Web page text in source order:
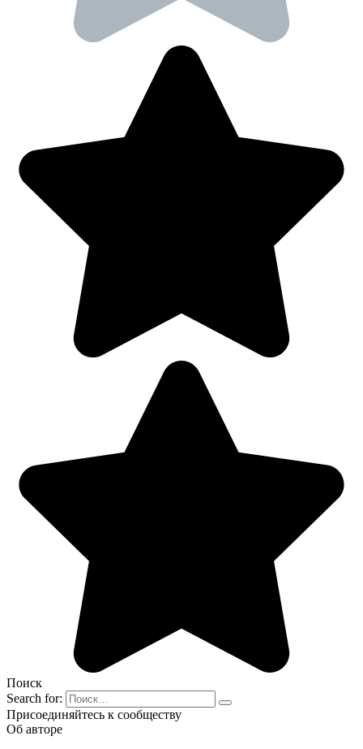
Поиск
Search for:
Присоединяйтесь к сообществу
Об авторе